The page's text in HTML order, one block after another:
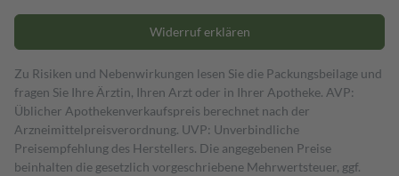
Widerruf erklären
Zu Risiken und Nebenwirkungen lesen Sie die Packungsbeilage und
fragen Sie Ihre Ärztin, Ihren Arzt oder in Ihrer Apotheke. AVP:
Üblicher Apothekenverkaufspreis berechnet nach der
Arzneimittelpreisverordnung. UVP: Unverbindliche
Preisempfehlung des Herstellers. Die angegebenen Preise
beinhalten die gesetzlich vorgeschriebene Mehrwertsteuer, ggf.